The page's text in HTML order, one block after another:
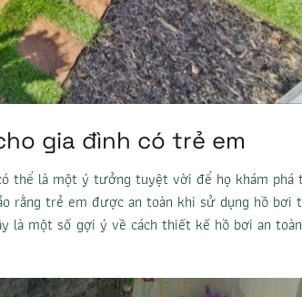
gia đình có trẻ em
thể là một ý tưởng tuyệt vời để họ khám phá
rằng trẻ em được an toàn khi sử dụng hồ bơi
là một số gợi ý về cách thiết kế hồ bơi an